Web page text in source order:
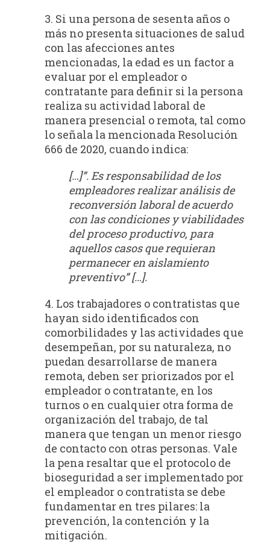
3. Si una persona de sesenta años o
más no presenta situaciones de salud
con las afecciones antes
mencionadas, la edad es un factor a
evaluar por el empleador o
contratante para definir si la persona
realiza su actividad laboral de
manera presencial o remota, tal como
lo señala la mencionada Resolución
666 de 2020, cuando indica:
[…]”. Es responsabilidad de los
empleadores realizar análisis de
reconversión laboral deacuerdo
con las condiciones y viabilidades
del proceso productivo, para
aquellos casos querequieran
permanecer en aislamiento
preventivo” […].
4. Los trabajadores o contratistas que
hayan sido identificados con
comorbilidades y las actividades que
desempeñan, por su naturaleza, no
puedan desarrollarse de manera
remota, deben ser priorizados por el
empleador o contratante, en los
turnos o en cualquier otra forma de
organización del trabajo, de tal
manera que tengan un menor riesgo
de contacto con otras personas. Vale
la pena resaltar que el protocolo de
bioseguridad a ser implementado por
el empleador o contratista se debe
fundamentar en tres pilares: la
prevención, la contención y la
mitigación.